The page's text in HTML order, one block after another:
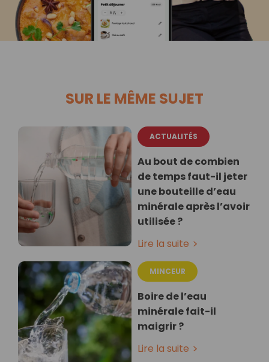
SUR LE MÊME SUJET
ACTUALITÉS
Au bout de combien
de temps faut-il jeter
une bouteille d’eau
minérale après l’avoir
utilisée ?
Lire la suite
MINCEUR
Boire de l’eau
minérale fait-il
maigrir ?
Lire la suite